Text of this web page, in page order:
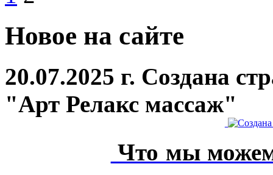
Новое на сайте
20.07.2025 г. Создана
"Арт Релакс массаж"
Что мы